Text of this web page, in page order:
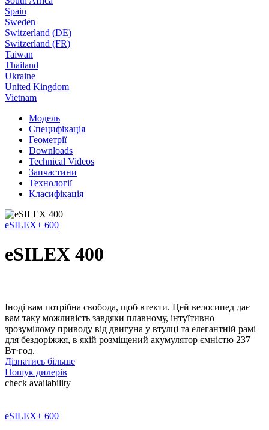
Spain
Sweden
Switzerland (DE)
Switzerland (FR)
Taiwan
Thailand
Ukraine
United Kingdom
Vietnam
Модель
Специфікація
Геометрії
Downloads
Technical Videos
Запчастини
Технології
Класифікація
eSILEX+ 600
eSILEX 400
Іноді вам потрібна свобода, щоб втекти. Цей велосипед дає
вам таку можливість завдяки плавному, інтуїтивно
зрозумілому приводу від двигуна у втулці та елегантній рамі
для бездоріжжя, в якій розміщений акумулятор ємністю 237
Вт·год.
Дізнатись більше
Пошук дилерів
check availability
eSILEX+ 600